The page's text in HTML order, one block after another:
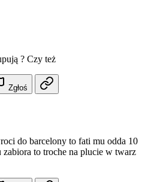
? Czy też
Zgłoś
do barcelony to fati mu odda 10
to troche na plucie w twarz